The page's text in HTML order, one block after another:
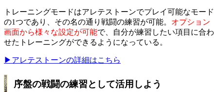
トレーニングモードはアレテストーンでプレイ可能なモード
の1つであり、その名の通り戦闘の練習が可能。 オプション
画面から様々な設定が可能で、自分が練習したい項目に合わ
せたトレーニングができるようになっている。
▶アレテストーンの詳細はこちら
序盤の戦闘の練習として活用しよう